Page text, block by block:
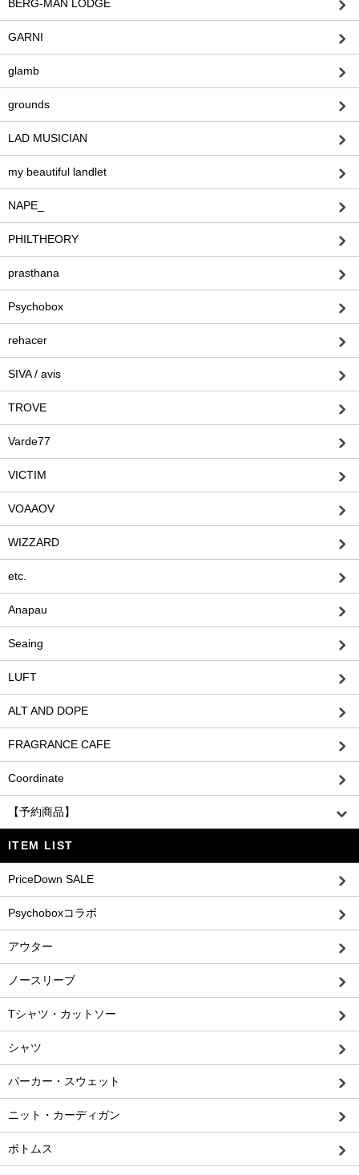
BERG-MAN LODGE
GARNI
glamb
grounds
LAD MUSICIAN
my beautiful landlet
NAPE_
PHILTHEORY
prasthana
Psychobox
rehacer
SIVA / avis
TROVE
Varde77
VICTIM
VOAAOV
WIZZARD
etc.
Anapau
Seaing
LUFT
ALT AND DOPE
FRAGRANCE CAFE
Coordinate
【予約商品】
ITEM LIST
PriceDown SALE
Psychoboxコラボ
アウター
ノースリーブ
Tシャツ・カットソー
シャツ
パーカー・スウェット
ニット・カーディガン
ボトムス